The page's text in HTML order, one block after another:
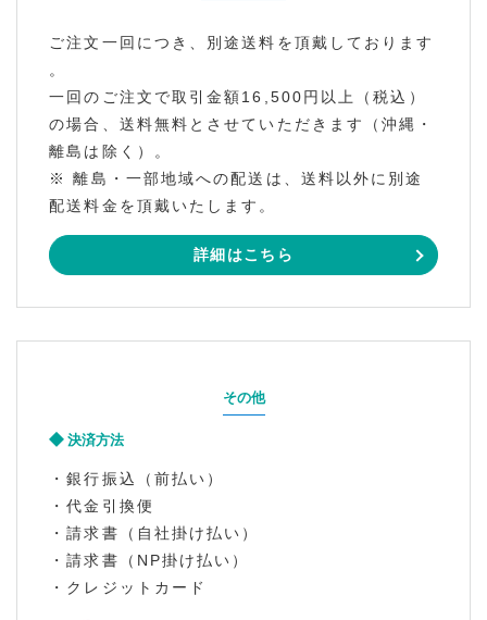
ご注文一回につき、別途送料を頂戴しております
。
一回のご注文で取引金額16,500円以上（税込）
の場合、送料無料とさせていただきます（沖縄・
離島は除く）。
※ 離島・一部地域への配送は、送料以外に別途
配送料金を頂戴いたします。
詳細はこちら
その他
決済方法
・銀行振込（前払い）
・代金引換便
・請求書（自社掛け払い）
・請求書（NP掛け払い）
・クレジットカード